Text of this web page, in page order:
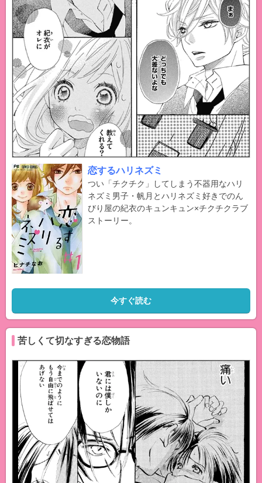
恋するハリネズミ
つい「チクチク」してしまう不器用なハリ
ネズミ男子・帆月とハリネズミ好きでのん
びり屋の紀衣のキュンキュン×チクチクラブ
ストーリー。
今すぐ読む
苦しくて切なすぎる恋物語